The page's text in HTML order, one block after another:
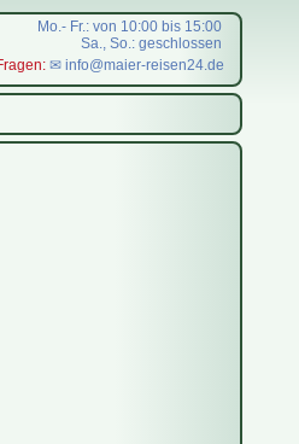
Mo.- Fr.: von 10:00 bis 15:00
Sa., So.: geschlossen
✉ info@maier-reisen24.de